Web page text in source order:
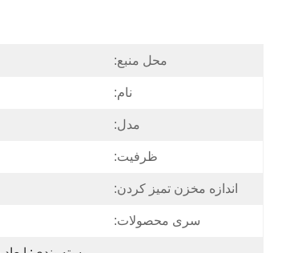
محل منبع:
نام:
مدل:
ظرفیت:
اندازه مخزن تمیز کردن:
سری محصولات: